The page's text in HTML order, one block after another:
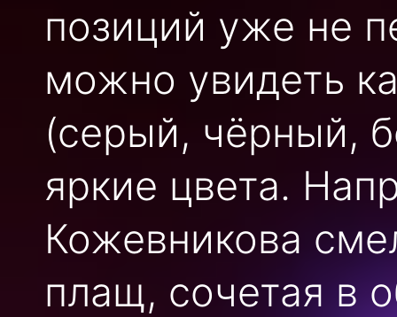
позиций уже не
можно увидеть
(серый, чёрный,
яркие цвета.
Кожевникова
плащ, сочетая в